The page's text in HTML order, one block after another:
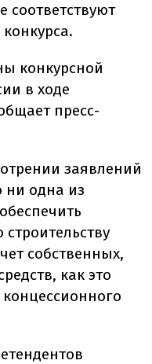
соответствуют
конкурсной
в ходе
пресс-
заявлений
ни одна из
собственных,
как это